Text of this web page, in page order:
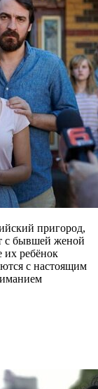
пригород,
с бывшей женой
их ребёнок
с настоящим